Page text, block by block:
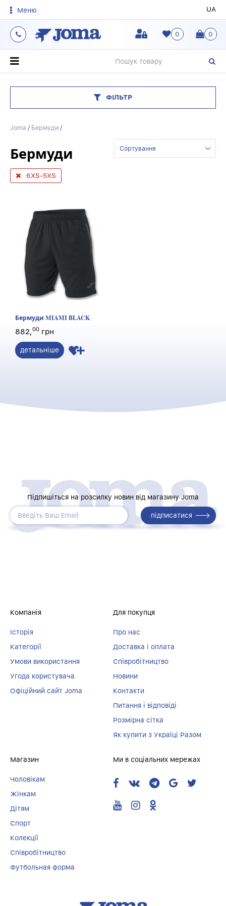
Меню UA
0
0
ФІЛЬТР
Joma / Бермуди /
Бермуди Сортування
6XS-5XS
Бермуди MIAMI BLACK
882,00 грн
детальніше
Підпишіться на розсилку новин від магазину Joma
Компанія
Історія
Категорії
Умови використання
Угода користувача
Офіційний сайт Joma
Для покупця
Про нас
Доставка і оплата
Співробітництво
Новини
Контакти
Питання і відповіді
Розмірна сітка
Як купити з Україці Разом
Магазин
Чоловікам
Жінкам
Дітям
Спорт
Колекції
Співробітництво
Футбольная форма
Ми в соціальних мережах